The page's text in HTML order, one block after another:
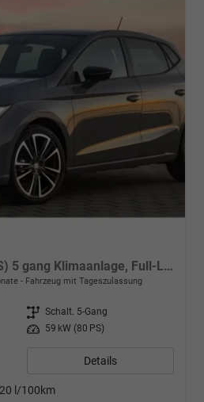
1.0 MPI 59 kW (80 PS) 5 gang Klimaanlage, Full-LED, Full Link, Radioanlage, Alufelgen 15 Zoll, Nebelscheinwerfer m. K-Licht, autom. Fernlichtregulierung, Licht & Sicht Paket, Digital Cockpit,
Fahrzeug mit Tageszulassung
Getriebe Schalt. 5-Gang
Leistung 59 kW (80 PS)
Details
l/100km